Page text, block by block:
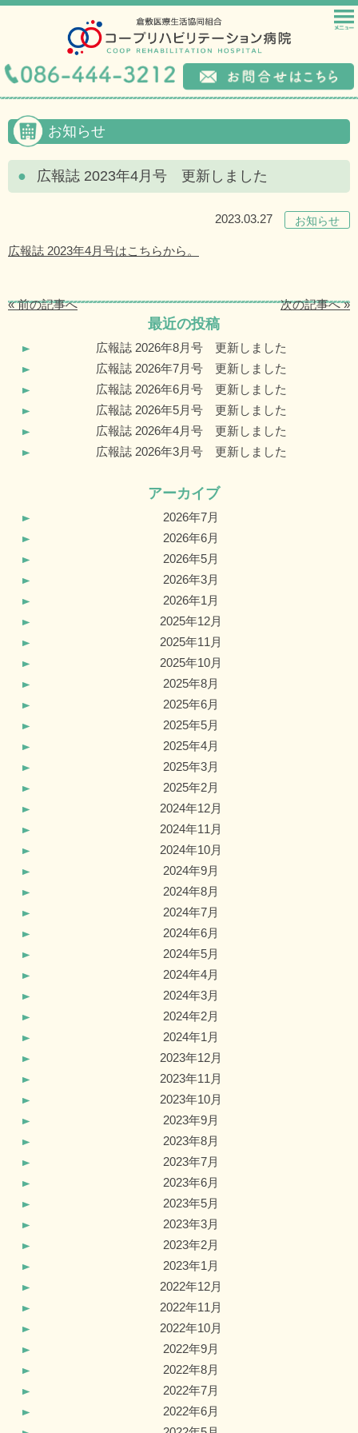
お知らせ
広報誌 2023年4月号 更新しました
2023.03.27 お知らせ
広報誌 2023年4月号はこちらから。
« 前の記事へ 次の記事へ »
最近の投稿
広報誌 2026年8月号 更新しました
広報誌 2026年7月号 更新しました
広報誌 2026年6月号 更新しました
広報誌 2026年5月号 更新しました
広報誌 2026年4月号 更新しました
広報誌 2026年3月号 更新しました
アーカイブ
2026年7月
2026年6月
2026年5月
2026年3月
2026年1月
2025年12月
2025年11月
2025年10月
2025年8月
2025年6月
2025年5月
2025年4月
2025年3月
2025年2月
2024年12月
2024年11月
2024年10月
2024年9月
2024年8月
2024年7月
2024年6月
2024年5月
2024年4月
2024年3月
2024年2月
2024年1月
2023年12月
2023年11月
2023年10月
2023年9月
2023年8月
2023年7月
2023年6月
2023年5月
2023年3月
2023年2月
2023年1月
2022年12月
2022年11月
2022年10月
2022年9月
2022年8月
2022年7月
2022年6月